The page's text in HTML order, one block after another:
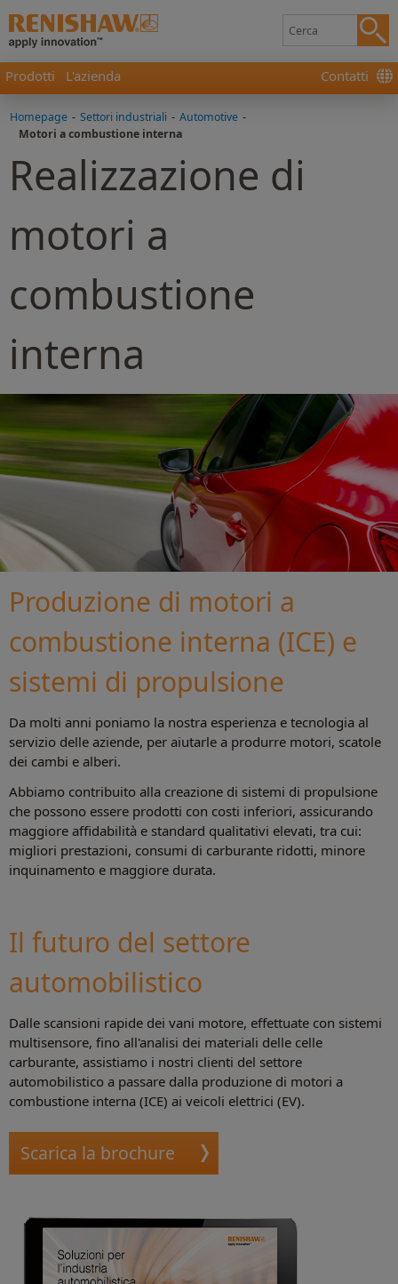
Prodotti L'azienda Contatti
Homepage - Settori industriali - Automotive -
Motori a combustione interna
Realizzazione di
motori a
combustione
interna
Produzione di motori a
combustione interna (ICE) e
sistemi di propulsione
Da molti anni poniamo la nostra esperienza e tecnologia al
servizio delle aziende, per aiutarle a produrre motori, scatole
dei cambi e alberi.
Abbiamo contribuito alla creazione di sistemi di propulsione
che possono essere prodotti con costi inferiori, assicurando
maggiore affidabilità e standard qualitativi elevati, tra cui:
migliori prestazioni, consumi di carburante ridotti, minore
inquinamento e maggiore durata.
Il futuro del settore
automobilistico
Dalle scansioni rapide dei vani motore, effettuate con sistemi
multisensore, fino all'analisi dei materiali delle celle
carburante, assistiamo i nostri clienti del settore
automobilistico a passare dalla produzione di motori a
combustione interna (ICE) ai veicoli elettrici (EV).
Scarica la brochure